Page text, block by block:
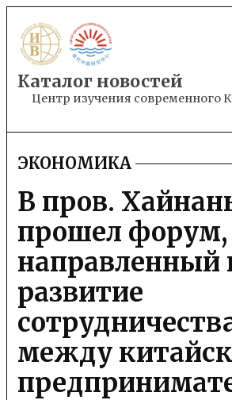
to
content
Каталог новостей
Центр изучения современного
POSTED
IN
ЭКОНОМИКА
В пров.
прошел форум,
направленный
развитие
между